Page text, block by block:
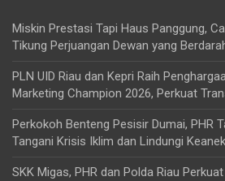
Miskin Prestasi Tapi Haus Panggung,
Tikung Perjuangan Dewan yang
PLN UID Riau dan Kepri Raih
Marketing Champion 2026, Perkuat
Perkokoh Benteng Pesisir Dumai, PHR
Tangani Krisis Iklim dan Lindungi
SKK Migas, PHR dan Polda Riau